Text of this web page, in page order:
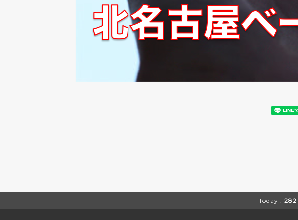
Today : 282